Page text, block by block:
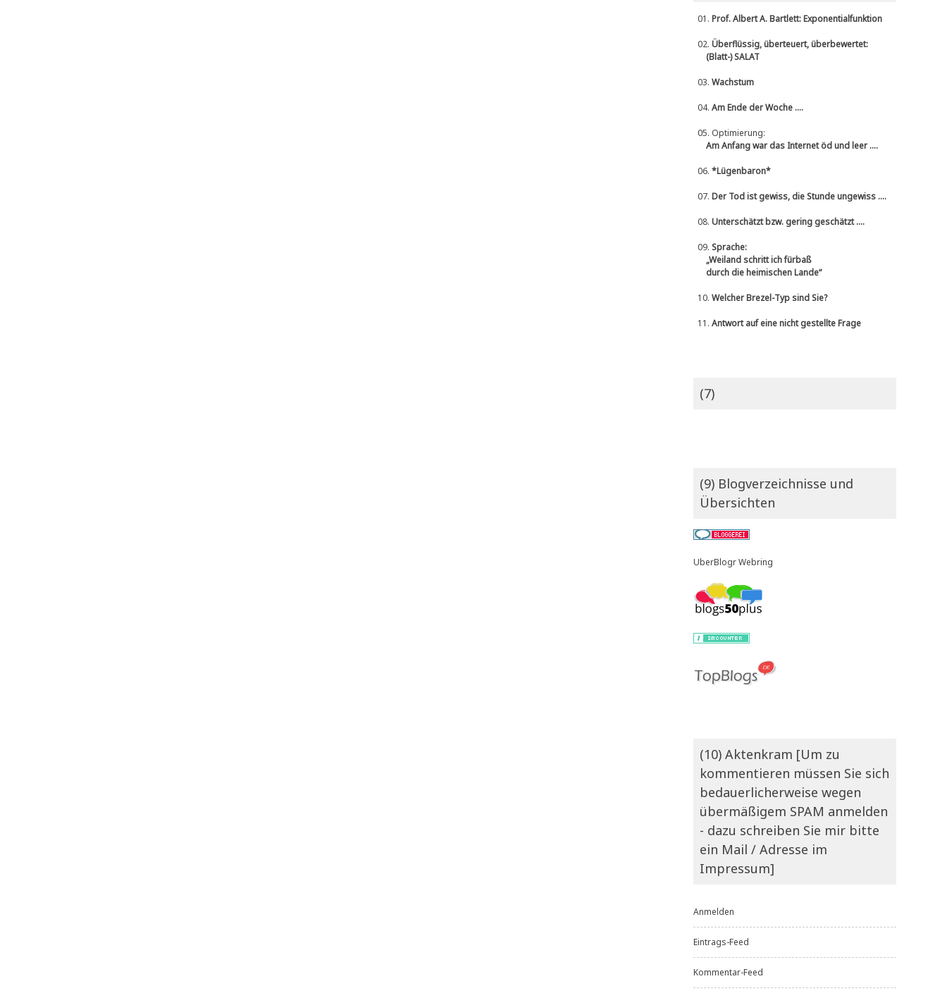
01. Prof. Albert A. Bartlett: Exponentialfunktion
02. Überflüssig, überteuert, überbewertet:
(Blatt-) SALAT
03. Wachstum
04. Am Ende der Woche ....
05. Optimierung:
Am Anfang war das Internet öd und leer ....
06. *Lügenbaron*
07. Der Tod ist gewiss, die Stunde ungewiss ....
08. Unterschätzt bzw. gering geschätzt ....
09. Sprache:
„Weiland schritt ich fürbaß
durch die heimischen Lande“
10. Welcher Brezel-Typ sind Sie?
11. Antwort auf eine nicht gestellte Frage
(7)
(9) Blogverzeichnisse und
Übersichten
UberBlogr Webring
(10) Aktenkram [Um zu
kommentieren müssen Sie sich
bedauerlicherweise wegen
übermäßigem SPAM anmelden
- dazu schreiben Sie mir bitte
ein Mail / Adresse im
Impressum]
Anmelden
Eintrags-Feed
Kommentar-Feed